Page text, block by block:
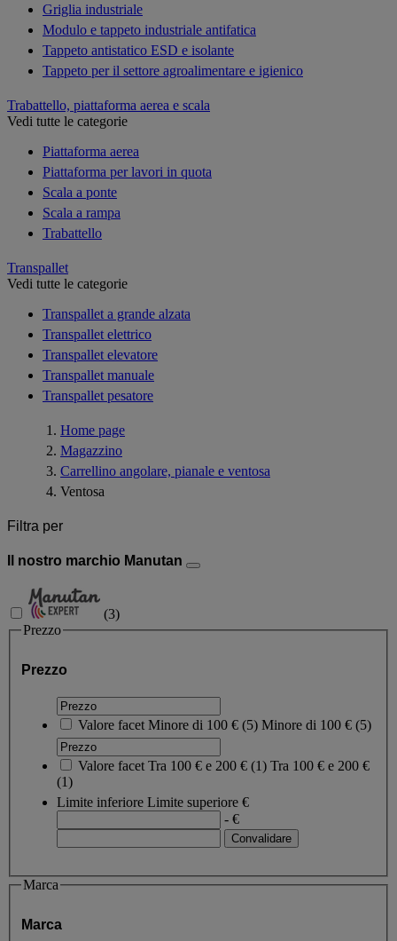
Griglia industriale
Modulo e tappeto industriale antifatica
Tappeto antistatico ESD e isolante
Tappeto per il settore agroalimentare e igienico
Trabattello, piattaforma aerea e scala
Vedi tutte le categorie
Piattaforma aerea
Piattaforma per lavori in quota
Scala a ponte
Scala a rampa
Trabattello
Transpallet
Vedi tutte le categorie
Transpallet a grande alzata
Transpallet elettrico
Transpallet elevatore
Transpallet manuale
Transpallet pesatore
Home page
Magazzino
Carrellino angolare, pianale e ventosa
Ventosa
Filtra per
Il nostro marchio Manutan
(3)
Prezzo
Prezzo
Valore facet Minore di 100 € (5) Minore di 100 € (5)
Valore facet Tra 100 € e 200 € (1) Tra 100 € e 200 €
(1)
Limite inferiore Limite superiore €
- €
Marca
Marca